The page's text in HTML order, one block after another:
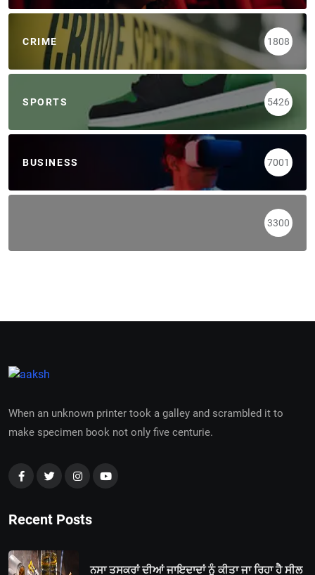
CRIME 1808
SPORTS 5426
BUSINESS 7001
3300
When an unknown printer took a galley and scrambled it to
make specimen book not only five centurie.
Recent Posts
ਨਸਾ ਤਸਕਰਾਂ ਦੀਆਂ ਜਾਇਦਾਦਾਂ ਨੂੰ ਕੀਤਾ ਜਾ ਰਿਹਾ ਹੈ ਸੀਲ